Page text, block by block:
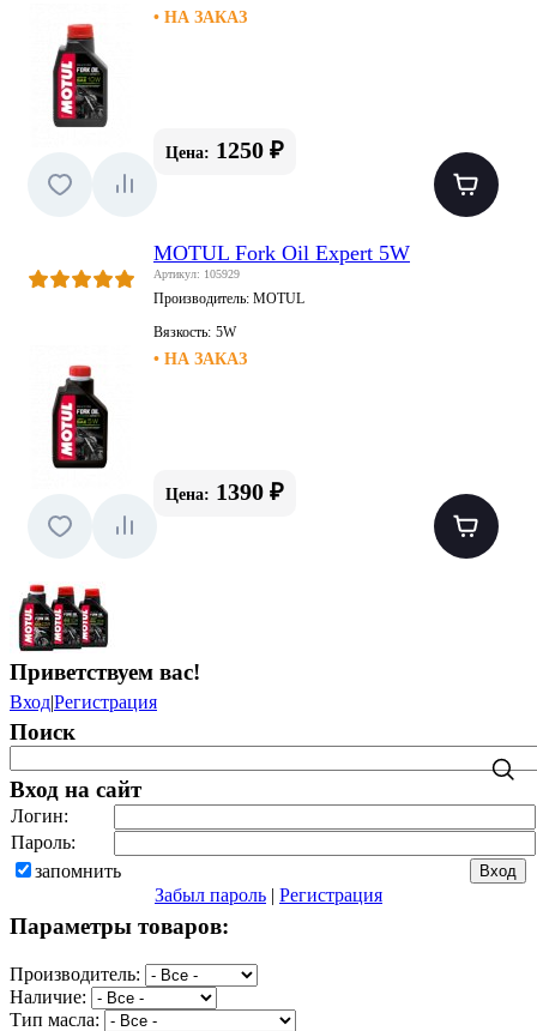
• НА ЗАКАЗ
Цена: 1250 ₽
MOTUL Fork Oil Expert 5W
Артикул: 105929
Производитель: MOTUL
Вязкость: 5W
• НА ЗАКАЗ
Цена: 1390 ₽
Приветствуем вас!
Вход|Регистрация
Поиск
Вход на сайт
Логин:
Пароль:
запомнить
Забыл пароль | Регистрация
Параметры товаров:
Производитель:
Наличие:
Тип масла: